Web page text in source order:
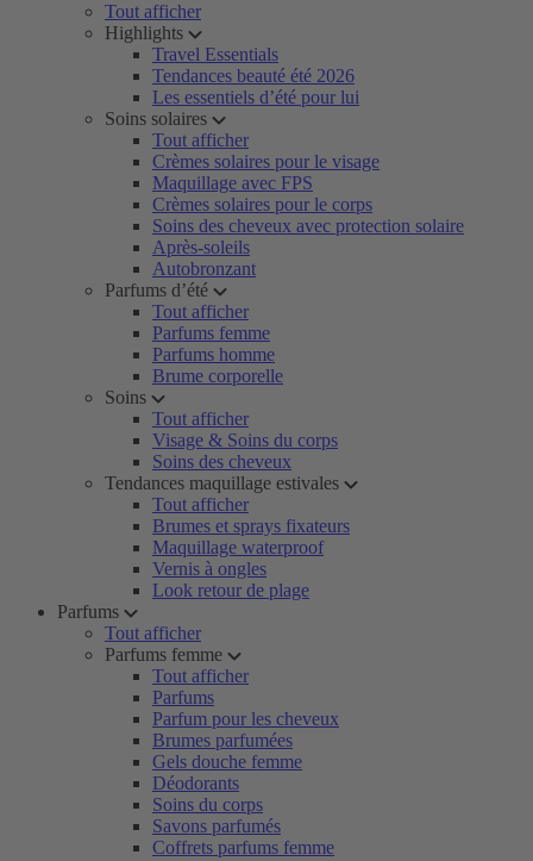
Tout afficher
Highlights
Travel Essentials
Tendances beauté été 2026
Les essentiels d’été pour lui
Soins solaires
Tout afficher
Crèmes solaires pour le visage
Maquillage avec FPS
Crèmes solaires pour le corps
Soins des cheveux avec protection solaire
Après-soleils
Autobronzant
Parfums d’été
Tout afficher
Parfums femme
Parfums homme
Brume corporelle
Soins
Tout afficher
Visage & Soins du corps
Soins des cheveux
Tendances maquillage estivales
Tout afficher
Brumes et sprays fixateurs
Maquillage waterproof
Vernis à ongles
Look retour de plage
Parfums
Tout afficher
Parfums femme
Tout afficher
Parfums
Parfum pour les cheveux
Brumes parfumées
Gels douche femme
Déodorants
Soins du corps
Savons parfumés
Coffrets parfums femme